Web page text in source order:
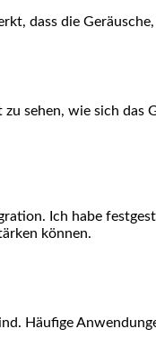
dass die
‌sehen, wie sich
Ich habe
‍können.
Häufige